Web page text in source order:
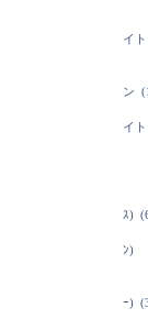
イト
ン
イト
ｽ)
ﾝ)
ｰ)